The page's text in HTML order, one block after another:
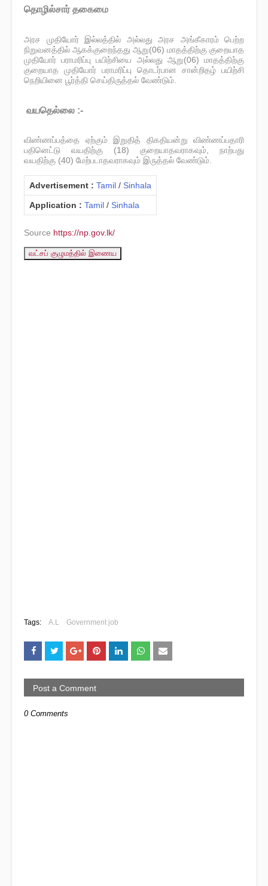
தொழில்சார் தகைமை
அரச முதியோர் இல்லத்தில் அல்லது அரச அங்கீகாரம் பெற்ற
நிறுவனத்தில் ஆகக்குறைந்தது ஆறு(06) மாதத்திற்கு குறையாத
முதியோர் பராமரிப்பு பயிற்சியை அல்லது ஆறு(06) மாதத்திற்கு
குறையாத முதியோர் பராமரிப்பு தொடர்பான சான்றிதழ் பயிற்சி
நெறியினை பூர்த்தி செய்திருத்தல் வேண்டும்.
வயதெல்லை :-
விண்ணப்பத்தை ஏற்கும் இறுதித் திகதியன்று விண்ணப்பதாரி
பதினெட்டு வயதிற்கு (18) குறையாதவராகவும், நாற்பது
வயதிற்கு (40) மேற்படாதவராகவும் இருத்தல் வேண்டும்.
Advertisement : Tamil / Sinhala
Application : Tamil / Sinhala
Source https://np.gov.lk/
வட்சப் குழுமத்தில் இணைய
Tags: A.L Government job
Post a Comment
0 Comments